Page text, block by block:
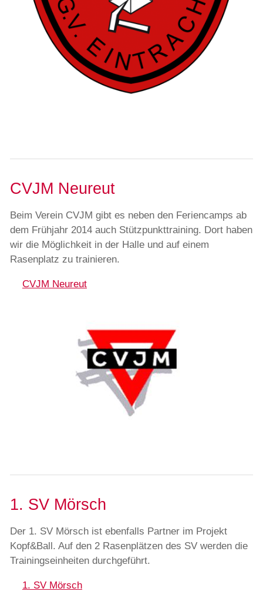
CVJM Neureut
Beim Verein CVJM gibt es neben den Feriencamps ab
dem Frühjahr 2014 auch Stützpunkttraining. Dort haben
wir die Möglichkeit in der Halle und auf einem
Rasenplatz zu trainieren.
CVJM Neureut
1. SV Mörsch
Der 1. SV Mörsch ist ebenfalls Partner im Projekt
Kopf&Ball. Auf den 2 Rasenplätzen des SV werden die
Trainingseinheiten durchgeführt.
1. SV Mörsch